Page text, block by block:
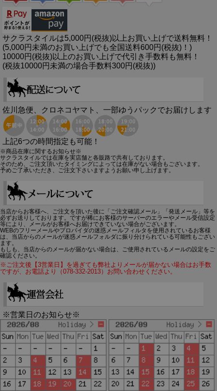
サクラスタイルは5,000円(税抜)以上お買い上げで送料無料！
(5,000円未満のお買い上げでも全国送料600円(税抜)！)
10000円(税抜)以上のお買い上げで代引き手数料も無料！
(税抜10000円未満の場合手数料300円(税抜))
佐川急便、クロネコヤマト、一部ゆうパックでお届けします
上記6つの時間指定も可能！
※商品在庫に関するお知らせ※
サクラスタイルでは在庫を実店舗と各販路で共有しております。
そのため、ご注文頂いたタイミングによっては在庫がない場合もございます。
予めご了承いただき、ご注文下さいますようお願い申し上げます。
当店からお客様へ、ご注文を頂いた後に「ご注文確認メール」「発送メール」等を
必ずお送りしております。ですが稀にお客様のサーバーのエラーやメール受信設定
等により、メールがお客様へお届けできていない場合がございます。
WEBのフリーメールやプロバイダの迷惑メールフィルタを使用されているお客様
は、当店からのメールが迷惑メールフォルダに振り分けられている可能性もござい
ます。
もしも、当店からのメールが届かない場合は、ご使用されているメールの設定をご
確認ください。
※ご注文後【3営業日】を過ぎても弊社よりメールが届かない場合はお手数
ですが、お電話より（078-332-2013）お問い合わせください。
※営業日のお知らせ※